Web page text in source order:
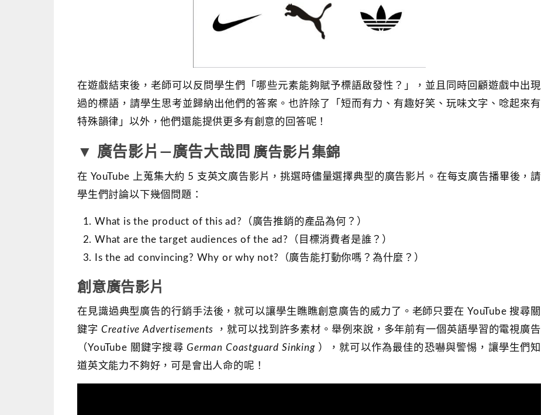
在遊戲結束後，老師可以反問學生們「哪些元素能夠賦予標語啟發性？」，並且同時回顧遊戲中出現
過的標語，請學生思考並歸納出他們的答案。也許除了「短而有力、有趣好笑、玩味文字、唸起來有
特殊韻律」以外，他們還能提供更多有創意的回答呢！
▼ 廣告影片―廣告大哉問 廣告影片集錦
在 YouTube 上蒐集大約 5 支英文廣告影片，挑選時儘量選擇典型的廣告影片。在每支廣告播畢後，請
學生們討論以下幾個問題：
What is the product of this ad?（廣告推銷的產品為何？）
What are the target audiences of the ad?（目標消費者是誰？）
Is the ad convincing? Why or why not?（廣告能打動你嗎？為什麼？）
創意廣告影片
在見識過典型廣告的行銷手法後，就可以讓學生瞧瞧創意廣告的威力了。老師只要在 YouTube 搜尋關
鍵字 Creative Advertisements ，就可以找到許多素材。舉例來說，多年前有一個英語學習的電視廣告
（YouTube 關鍵字搜尋 German Coastguard Sinking），就可以作為最佳的恐嚇與警惕，讓學生們知
道英文能力不夠好，可是會出人命的呢！